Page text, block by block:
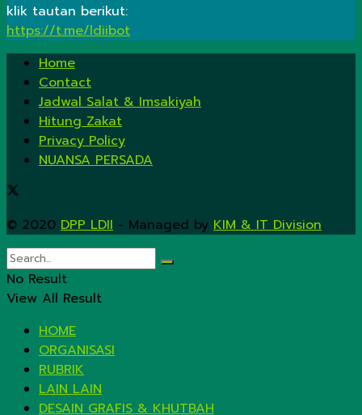
klik tautan berikut:
https://t.me/ldiibot
Home
Contact
Jadwal Salat & Imsakiyah
Hitung Zakat
Privacy Policy
NUANSA PERSADA
© 2020 DPP LDII - Managed by KIM & IT Division.
No Result
View All Result
HOME
ORGANISASI
RUBRIK
LAIN LAIN
DESAIN GRAFIS & KHUTBAH